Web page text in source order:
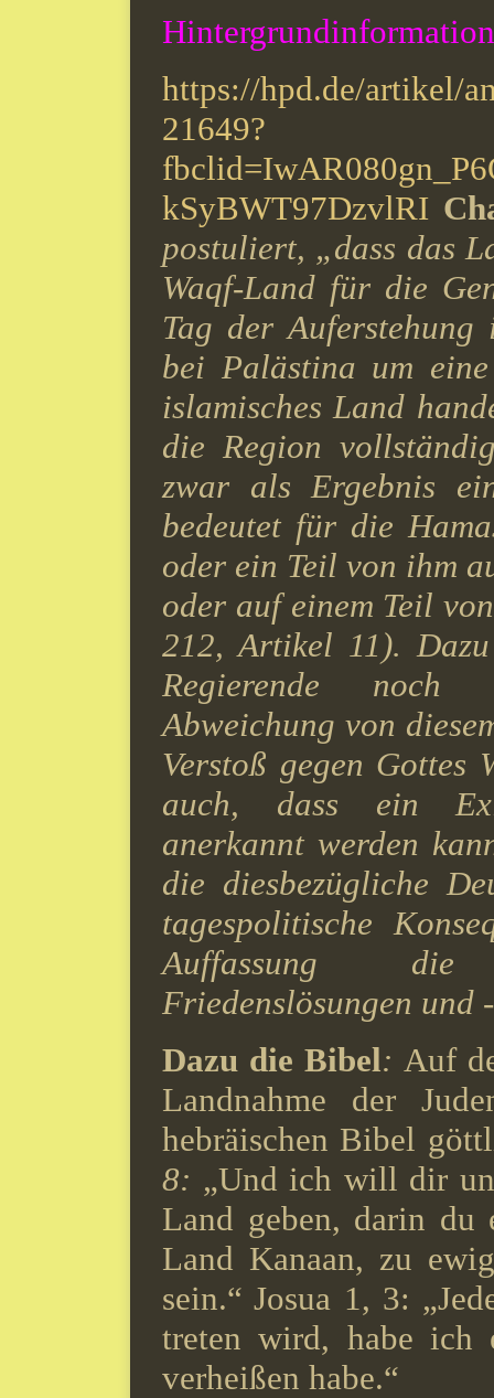
https://hpd.de/artikel/
21649?
kSyBWT97DzvlRI
postuliert, „dass das
Waqf-Land für die
Tag der
bei Palästina um
islamisches Land
die Region
zwar als Ergebnis
bedeutet für die
oder ein Teil von ihm
oder auf einem Teil
212, Artikel 11).
Regierende noch
Abweichung von
Verstoß gegen Gottes
auch, dass ein
anerkannt werden
die diesbezügliche
tagespolitische
Auffassung
Friedenslösungen und
Dazu die Bibel: Auf
Landnahme der
hebräischen Bibel
8: „Und ich will dir
Land geben, darin du
Land Kanaan, zu
sein.“ Josua 1, 3:
treten wird, habe ich
verheißen habe.“